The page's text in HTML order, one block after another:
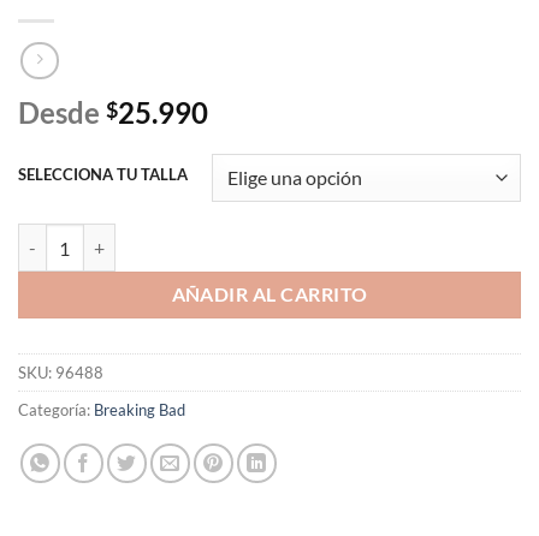
Desde $25.990
SELECCIONA TU TALLA
AÑADIR AL CARRITO
SKU: 96488
Categoría: Breaking Bad